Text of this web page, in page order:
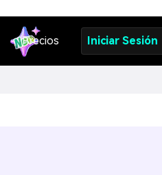
Precios Iniciar Sesión